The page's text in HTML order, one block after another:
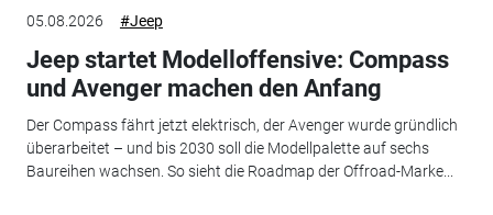
05.08.2026 #Jeep
Jeep startet Modelloffensive: Compass
und Avenger machen den Anfang
Der Compass fährt jetzt elektrisch, der Avenger wurde gründlich
überarbeitet – und bis 2030 soll die Modellpalette auf sechs
Baureihen wachsen. So sieht die Roadmap der Offroad-Marke...